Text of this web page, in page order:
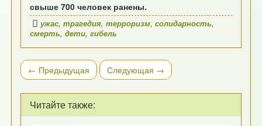
свыше 700 человек ранены.
ужас,трагедия,терроризм,солидарность,
смерть,дети,гибель
← Предыдущая Следующая →
Читайте также: